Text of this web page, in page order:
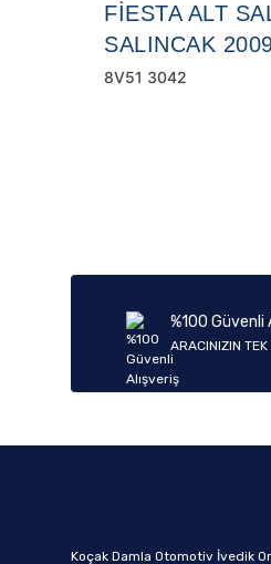
FIESTA ALT
SALINCAK
8V51 3042
%100 Güvenli
ARACINIZIN TEK
Koçak Damla Otomotiv İvedik